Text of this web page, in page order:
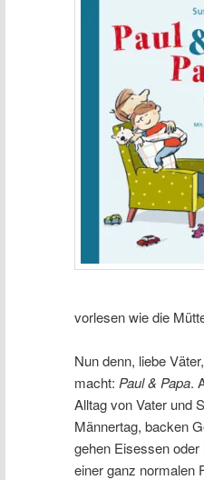
vorlesen wie die
Nun denn, liebe
macht: Paul & Papa.
Alltag von Vater und
Männertag, backen
gehen Eisessen
einer ganz normalen